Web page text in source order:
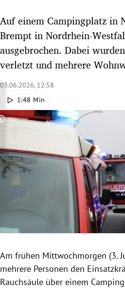
Untermenü
Untermenü
Untermenü
Untermenü
Untermenü
Auf einem Campingplatz in
Brempt in Nordrhein-
ausgebrochen. Dabei
verletzt und mehrere
03.06.2026, 12:58
1:48 Min
Copyright-Hinweis öffnen/schließen
Am frühen Mittwochmorgen (3.
mehrere Personen den
Rauchsäule über einem